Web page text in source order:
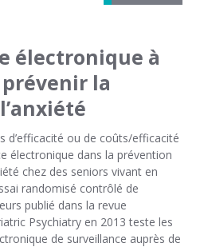
électronique à
la
d’efficacité ou de coûts/efficacité
électronique dans la prévention
chez des seniors vivant en
randomisé contrôlé de
publié dans la revue
Psychiatry en 2013 teste les
de surveillance auprès de